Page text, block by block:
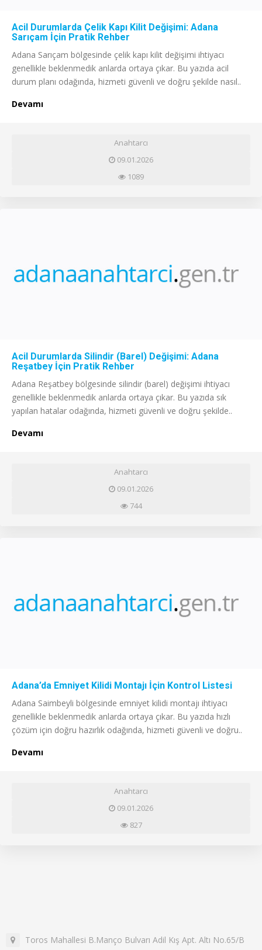
Acil Durumlarda Çelik Kapı Kilit Değişimi: Adana
Sarıçam İçin Pratik Rehber
Adana Sarıçam bölgesinde çelik kapı kilit değişimi ihtiyacı
genellikle beklenmedik anlarda ortaya çıkar. Bu yazıda acil
durum planı odağında, hizmeti güvenli ve doğru şekilde nasıl..
Devamı
Anahtarcı
09.01.2026
1089
Acil Durumlarda Silindir (Barel) Değişimi: Adana
Reşatbey İçin Pratik Rehber
Adana Reşatbey bölgesinde silindir (barel) değişimi ihtiyacı
genellikle beklenmedik anlarda ortaya çıkar. Bu yazıda sık
yapılan hatalar odağında, hizmeti güvenli ve doğru şekilde..
Devamı
Anahtarcı
09.01.2026
744
Adana’da Emniyet Kilidi Montajı İçin Kontrol Listesi
Adana Saimbeyli bölgesinde emniyet kilidi montajı ihtiyacı
genellikle beklenmedik anlarda ortaya çıkar. Bu yazıda hızlı
çözüm için doğru hazırlık odağında, hizmeti güvenli ve doğru..
Devamı
Anahtarcı
09.01.2026
827
Toros Mahallesi B.Manço Bulvarı Adil Kış Apt. Altı No.65/B